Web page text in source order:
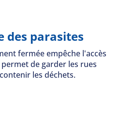
des parasites
fermée empêche l'accès
de garder les rues
les déchets.